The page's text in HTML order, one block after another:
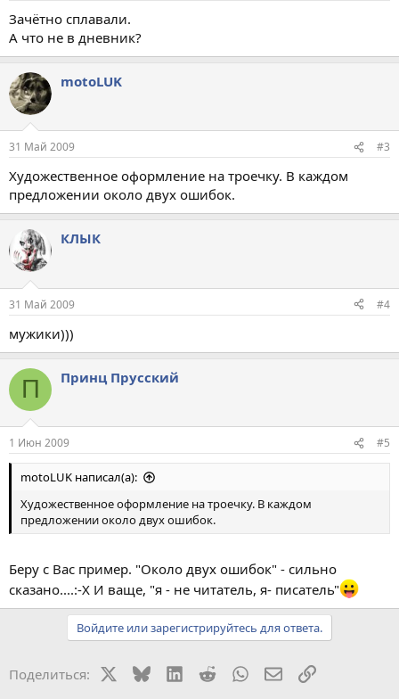
Зачётно сплавали.
А что не в дневник?
motoLUK
31 Май 2009 #3
Художественное оформление на троечку. В каждом
предложении около двух ошибок.
КЛЫК
31 Май 2009 #4
мужики)))
П Принц Прусский
1 Июн 2009 #5
motoLUK написал(а):
Художественное оформление на троечку. В каждом
предложении около двух ошибок.
Беру с Вас пример. "Около двух ошибок" - сильно
сказано....:-X И ваще, "я - не читатель, я- писатель"
Войдите или зарегистрируйтесь для ответа.
Поделиться: BlueskyLinkedIn
RedditWhatsAppЭлектронная
Ссылка